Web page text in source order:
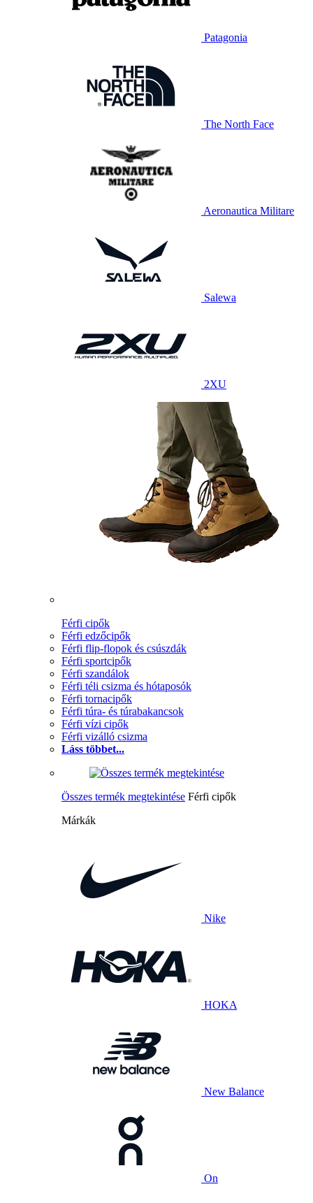
Patagonia
The North Face
Aeronautica Militare
Salewa
2XU
Férfi cipők
Férfi edzőcipők
Férfi flip-flopok és csúszdák
Férfi sportcipők
Férfi szandálok
Férfi téli csizma és hótaposók
Férfi tornacipők
Férfi túra- és túrabakancsok
Férfi vízi cipők
Férfi vizálló csizma
Láss többet...
Összes termék megtekintése Férfi cipők
Márkák
Nike
HOKA
New Balance
On